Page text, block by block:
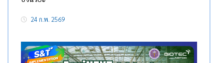
24 ก.พ. 2569